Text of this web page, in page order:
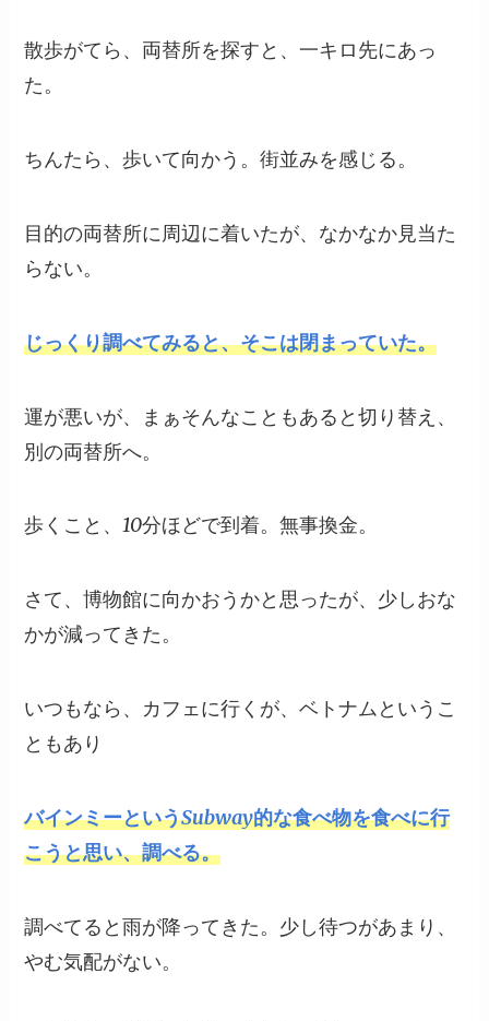
散歩がてら、両替所を探すと、一キロ先にあっ
た。
ちんたら、歩いて向かう。街並みを感じる。
目的の両替所に周辺に着いたが、なかなか見当た
らない。
じっくり調べてみると、そこは閉まっていた。
運が悪いが、まぁそんなこともあると切り替え、
別の両替所へ。
歩くこと、10分ほどで到着。無事換金。
さて、博物館に向かおうかと思ったが、少しおな
かが減ってきた。
いつもなら、カフェに行くが、ベトナムというこ
ともあり
バインミーというSubway的な食べ物を食べに行
こうと思い、調べる。
調べてると雨が降ってきた。少し待つがあまり、
やむ気配がない。